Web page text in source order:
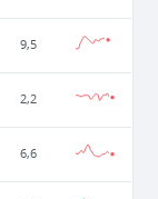
9,5
2,2
6,6